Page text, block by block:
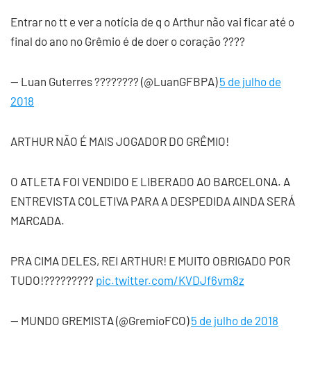
Entrar no tt e ver a notícia de q o Arthur não vai ficar até o
final do ano no Grêmio é de doer o coração ????
— Luan Guterres ???????? (@LuanGFBPA)5 de julho de
2018
ARTHUR NÃO É MAIS JOGADOR DO GRÊMIO!
O ATLETA FOI VENDIDO E LIBERADO AO BARCELONA. A
ENTREVISTA COLETIVA PARA A DESPEDIDA AINDA SERÁ
MARCADA.
PRA CIMA DELES, REI ARTHUR! E MUITO OBRIGADO POR
TUDO!????????? pic.twitter.com/KVDJf6vm8z
— MUNDO GREMISTA (@GremioFCO)5 de julho de 2018